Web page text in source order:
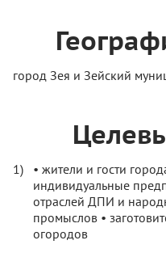
город Зея и Зейский
• жители и гости
индивидуальные
отраслей ДПИ и
промыслов •
огородов